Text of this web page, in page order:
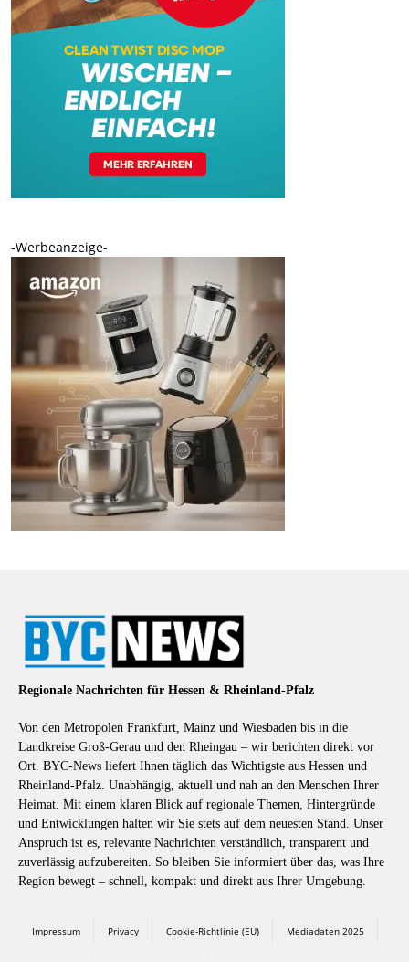
-Werbeanzeige-
Regionale Nachrichten für Hessen & Rheinland-Pfalz
Von den Metropolen Frankfurt, Mainz und Wiesbaden bis in die
Landkreise Groß-Gerau und den Rheingau – wir berichten direkt vor
Ort. BYC-News liefert Ihnen täglich das Wichtigste aus Hessen und
Rheinland-Pfalz. Unabhängig, aktuell und nah an den Menschen Ihrer
Heimat. Mit einem klaren Blick auf regionale Themen, Hintergründe
und Entwicklungen halten wir Sie stets auf dem neuesten Stand. Unser
Anspruch ist es, relevante Nachrichten verständlich, transparent und
zuverlässig aufzubereiten. So bleiben Sie informiert über das, was Ihre
Region bewegt – schnell, kompakt und direkt aus Ihrer Umgebung.
Impressum Privacy Cookie-Richtlinie (EU) Mediadaten 2025